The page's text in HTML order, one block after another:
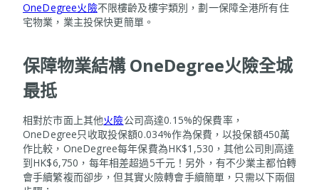
OneDegree火險不限樓齡及樓宇類別，劃一保障全港所有住
宅物業，業主投保快更簡單。
保障物業結構 OneDegree火險全城
最抵
相對於市面上其他火險公司高達0.15%的保費率，
OneDegree只收取投保額0.034%作為保費，以投保額450萬
作比較，OneDegree每年保費為HK$1,530，其他公司則高達
到HK$6,750，每年相差超過5千元！另外，有不少業主都怕轉
會手續繁複而卻步，但其實火險轉會手續簡單，只需以下兩個